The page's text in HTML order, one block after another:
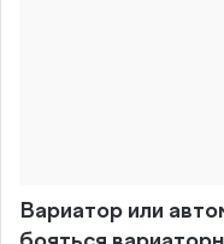
Вариатор или